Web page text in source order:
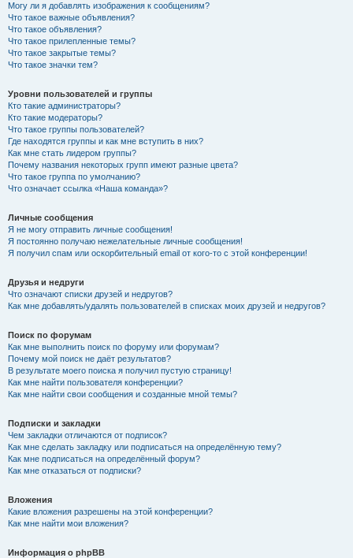
Могу ли я добавлять изображения к сообщениям?
Что такое важные объявления?
Что такое объявления?
Что такое прилепленные темы?
Что такое закрытые темы?
Что такое значки тем?
Уровни пользователей и группы
Кто такие администраторы?
Кто такие модераторы?
Что такое группы пользователей?
Где находятся группы и как мне вступить в них?
Как мне стать лидером группы?
Почему названия некоторых групп имеют разные цвета?
Что такое группа по умолчанию?
Что означает ссылка «Наша команда»?
Личные сообщения
Я не могу отправить личные сообщения!
Я постоянно получаю нежелательные личные сообщения!
Я получил спам или оскорбительный email от кого-то с этой конференции!
Друзья и недруги
Что означают списки друзей и недругов?
Как мне добавлять/удалять пользователей в списках моих друзей и недругов?
Поиск по форумам
Как мне выполнить поиск по форуму или форумам?
Почему мой поиск не даёт результатов?
В результате моего поиска я получил пустую страницу!
Как мне найти пользователя конференции?
Как мне найти свои сообщения и созданные мной темы?
Подписки и закладки
Чем закладки отличаются от подписок?
Как мне сделать закладку или подписаться на определённую тему?
Как мне подписаться на определённый форум?
Как мне отказаться от подписки?
Вложения
Какие вложения разрешены на этой конференции?
Как мне найти мои вложения?
Информация о phpBB